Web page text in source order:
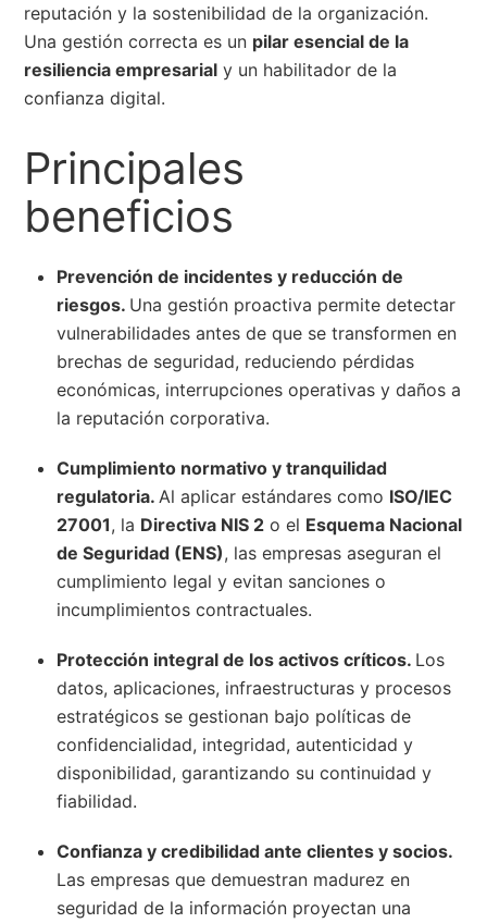
reputación y la sostenibilidad de la organización.
Una gestión correcta es un pilar esencial de la
resiliencia empresarial y un habilitador de la
confianza digital.
Principales
beneficios
Prevención de incidentes y reducción de
riesgos. Una gestión proactiva permite detectar
vulnerabilidades antes de que se transformen en
brechas de seguridad, reduciendo pérdidas
económicas, interrupciones operativas y daños a
la reputación corporativa.
Cumplimiento normativo y tranquilidad
regulatoria. Al aplicar estándares como ISO/IEC
27001, la Directiva NIS 2 o el Esquema Nacional
de Seguridad (ENS), las empresas aseguran el
cumplimiento legal y evitan sanciones o
incumplimientos contractuales.
Protección integral de los activos críticos. Los
datos, aplicaciones, infraestructuras y procesos
estratégicos se gestionan bajo políticas de
confidencialidad, integridad, autenticidad y
disponibilidad, garantizando su continuidad y
fiabilidad.
Confianza y credibilidad ante clientes y socios.
Las empresas que demuestran madurez en
seguridad de la información proyectan una